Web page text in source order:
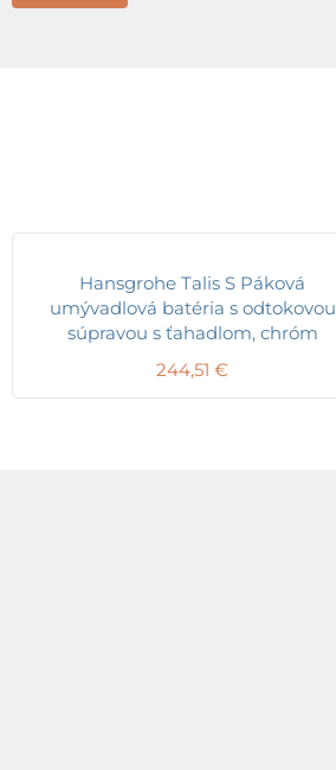
Hansgrohe Talis S Páková
umývadlová batéria s odtokovou
súpravou s ťahadlom, chróm
244,51 €